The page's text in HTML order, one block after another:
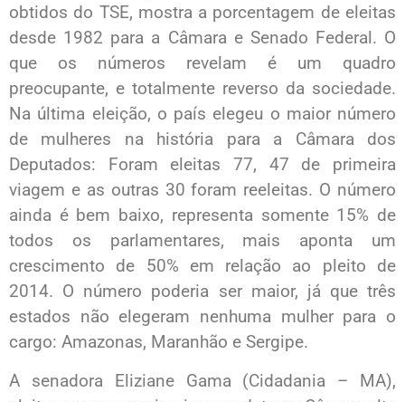
obtidos do TSE, mostra a porcentagem de eleitas
desde 1982 para a Câmara e Senado Federal. O
que os números revelam é um quadro
preocupante, e totalmente reverso da sociedade.
Na última eleição, o país elegeu o maior número
de mulheres na história para a Câmara dos
Deputados: Foram eleitas 77, 47 de primeira
viagem e as outras 30 foram reeleitas. O número
ainda é bem baixo, representa somente 15% de
todos os parlamentares, mais aponta um
crescimento de 50% em relação ao pleito de
2014. O número poderia ser maior, já que três
estados não elegeram nenhuma mulher para o
cargo: Amazonas, Maranhão e Sergipe.
A senadora Eliziane Gama (Cidadania – MA),